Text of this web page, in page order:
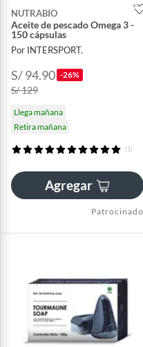
NUTRABIO
Aceite de pescado Omega 3 -
150 cápsulas
Por INTERSPORT.
S/ 94.90 -26%
S/ 129
Llega mañana
Retira mañana
(1)
Agregar
Patrocinado